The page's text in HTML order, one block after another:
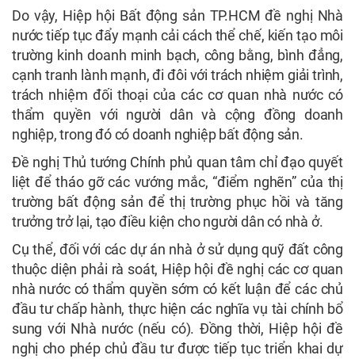
Do vậy, Hiệp hội Bất động sản TP.HCM đề nghị Nhà
nước tiếp tục đẩy mạnh cải cách thể chế, kiến tạo môi
trường kinh doanh minh bạch, công bằng, bình đẳng,
cạnh tranh lành mạnh, đi đôi với trách nhiệm giải trình,
trách nhiệm đối thoại của các cơ quan nhà nước có
thẩm quyền với người dân và cộng đồng doanh
nghiệp, trong đó có doanh nghiệp bất động sản.
Đề nghị Thủ tướng Chính phủ quan tâm chỉ đạo quyết
liệt để tháo gỡ các vướng mắc, “điểm nghẽn” của thị
trường bất động sản để thị trường phục hồi và tăng
trưởng trở lại, tạo điều kiện cho người dân có nhà ở.
Cụ thể, đối với các dự án nhà ở sử dụng quỹ đất công
thuộc diện phải rà soát, Hiệp hội đề nghị các cơ quan
nhà nước có thẩm quyền sớm có kết luận để các chủ
đầu tư chấp hành, thực hiện các nghĩa vụ tài chính bổ
sung với Nhà nước (nếu có). Đồng thời, Hiệp hội đề
nghị cho phép chủ đầu tư được tiếp tục triển khai dự